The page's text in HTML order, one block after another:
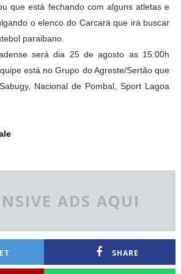
que está fechando com alguns atletas e
o elenco do Carcará que irá buscar
paraibano.
será dia 25 de agosto as 15:00h
está no Grupo do Agreste/Sertão que
Nacional de Pombal, Sport Lagoa
ADS AQUI
SHARE